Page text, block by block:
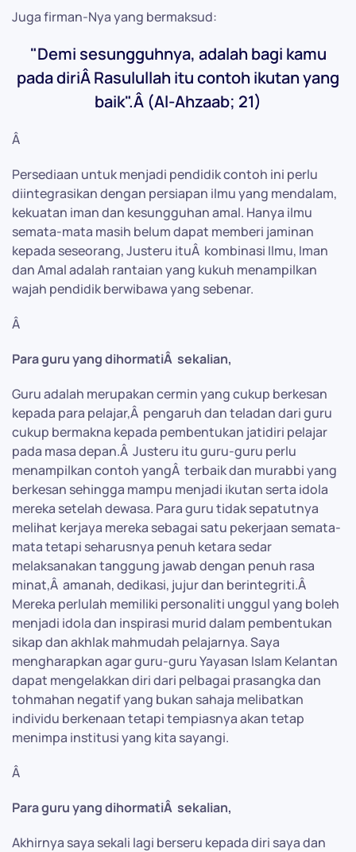
Juga firman-Nya yang bermaksud:
"Demi sesungguhnya, adalah bagi kamu
pada diriÂ Rasulullah itu contoh ikutan yang
baik".Â (Al-Ahzaab; 21)
Â
Persediaan untuk menjadi pendidik contoh ini perlu
diintegrasikan dengan persiapan ilmu yang mendalam,
kekuatan iman dan kesungguhan amal. Hanya ilmu
semata-mata masih belum dapat memberi jaminan
kepada seseorang, Justeru ituÂ kombinasi Ilmu, Iman
dan Amal adalah rantaian yang kukuh menampilkan
wajah pendidik berwibawa yang sebenar.
Â
Para guru yang dihormatiÂ sekalian,
Guru adalah merupakan cermin yang cukup berkesan
kepada para pelajar,Â pengaruh dan teladan dari guru
cukup bermakna kepada pembentukan jatidiri pelajar
pada masa depan.Â Justeru itu guru-guru perlu
menampilkan contoh yangÂ terbaik dan murabbi yang
berkesan sehingga mampu menjadi ikutan serta idola
mereka setelah dewasa. Para guru tidak sepatutnya
melihat kerjaya mereka sebagai satu pekerjaan semata-
mata tetapi seharusnya penuh ketara sedar
melaksanakan tanggung jawab dengan penuh rasa
minat,Â amanah, dedikasi, jujur dan berintegriti.Â
Mereka perlulah memiliki personaliti unggul yang boleh
menjadi idola dan inspirasi murid dalam pembentukan
sikap dan akhlak mahmudah pelajarnya. Saya
mengharapkan agar guru-guru Yayasan Islam Kelantan
dapat mengelakkan diri dari pelbagai prasangka dan
tohmahan negatif yang bukan sahaja melibatkan
individu berkenaan tetapi tempiasnya akan tetap
menimpa institusi yang kita sayangi.
Â
Para guru yang dihormatiÂ sekalian,
Akhirnya saya sekali lagi berseru kepada diri saya dan